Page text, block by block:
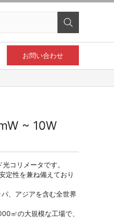
お問い合わせ
~ 10W
コリメータです。
定性を兼ね備えており
、アジアを含む全世界
㎡の大規模な工場で、